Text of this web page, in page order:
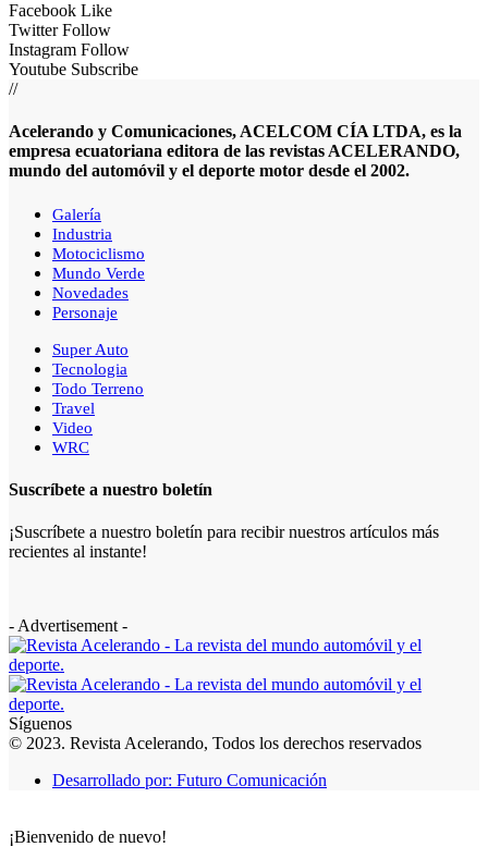
Facebook Like
Twitter Follow
Instagram Follow
Youtube Subscribe
//
Acelerando y Comunicaciones, ACELCOM CÍA LTDA, es la
empresa ecuatoriana editora de las revistas ACELERANDO,
mundo del automóvil y el deporte motor desde el 2002.
Galería
Industria
Motociclismo
Mundo Verde
Novedades
Personaje
Super Auto
Tecnologia
Todo Terreno
Travel
Video
WRC
Suscríbete a nuestro boletín
¡Suscríbete a nuestro boletín para recibir nuestros artículos más
recientes al instante!
- Advertisement -
Síguenos
© 2023. Revista Acelerando, Todos los derechos reservados
Desarrollado por: Futuro Comunicación
¡Bienvenido de nuevo!